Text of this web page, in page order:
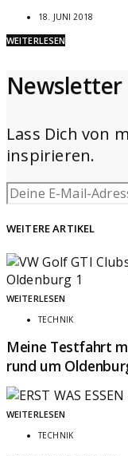
18. JUNI 2018
WEITERLESEN
Newsletter
Lass Dich von
inspirieren.
WEITERE ARTIKEL
WEITERLESEN
TECHNIK
Meine Testfahrt
rund um
WEITERLESEN
TECHNIK